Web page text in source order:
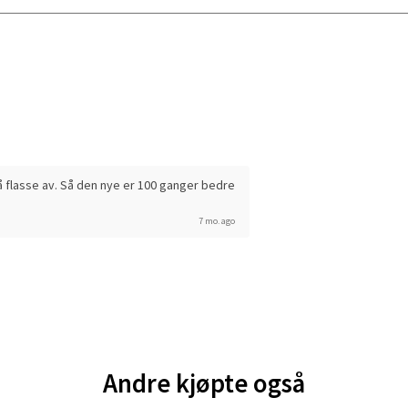
av. Så den nye er 100 ganger bedre
7 mo. ago
Andre kjøpte også
- Oasen Senter